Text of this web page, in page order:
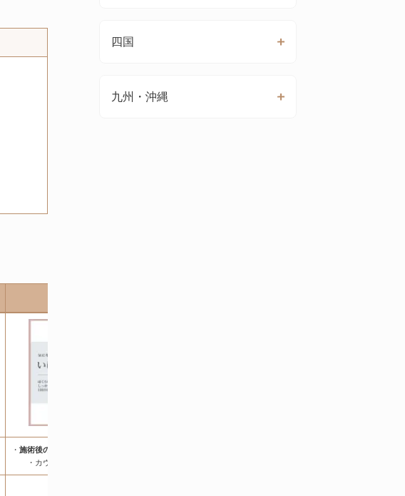
・ 施術後の相談・アフターケア体制あり
・カウンセリングは複数回無料
四国
九州・沖縄